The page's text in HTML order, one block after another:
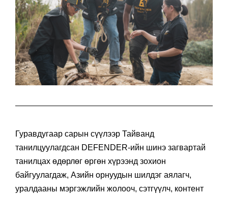
Гуравдугаар сарын сүүлээр Тайванд
танилцуулагдсан DEFENDER-ийн шинэ загвартай
танилцах өдөрлөг өргөн хүрээнд зохион
байгуулагдаж, Азийн орнуудын шилдэг аялагч,
уралдааны мэргэжлийн жолооч, сэтгүүлч, контент